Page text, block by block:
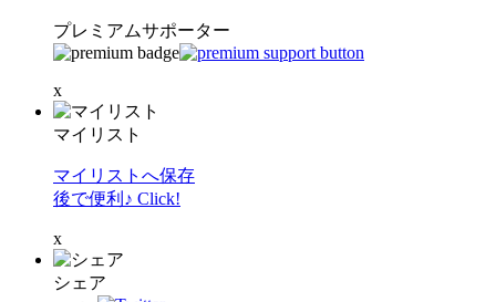
プレミアムサポーター
x
マイリスト
マイリストへ保存
後で便利♪ Click!
x
シェア